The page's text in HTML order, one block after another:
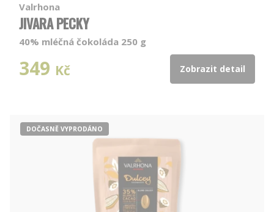
Valrhona
JIVARA PECKY
40% mléčná čokoláda 250 g
349 Kč Zobrazit detail
DOČASNĚ VYPRODÁNO